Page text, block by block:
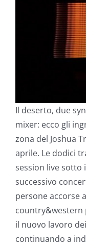
Il deserto, due
mixer: ecco gli
zona del Joshua
aprile. Le dodici
session live sotto
successivo
persone accorse
il nuovo lavoro
continuando a